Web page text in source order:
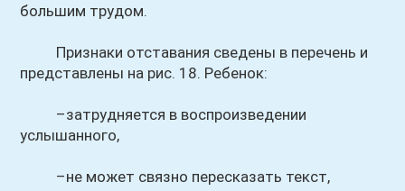
большим трудом.
Признаки отставания сведены в перечень и
представлены на рис. 18. Ребенок:
–затрудняется в воспроизведении
услышанного,
–не может связно пересказать текст,